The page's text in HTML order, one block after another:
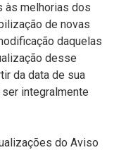
às melhorias dos
de novas
daquelas
desse
da data de sua
integralmente
do Aviso